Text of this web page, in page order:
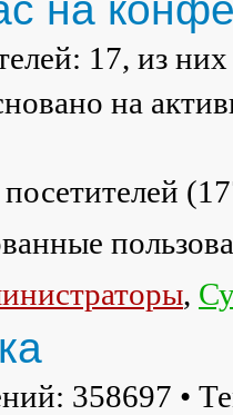
17, из
на
(
,
358697 •